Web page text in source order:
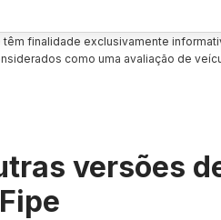
finalidade exclusivamente
como uma avaliação de
versões